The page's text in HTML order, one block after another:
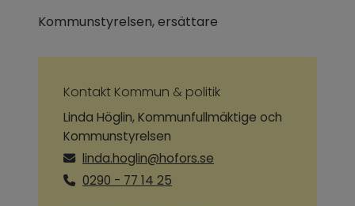
Kommunstyrelsen, ersättare
Kontakt Kommun & politik
Linda Höglin, Kommunfullmäktige och
Kommunstyrelsen
linda.hoglin@hofors.se
0290 - 77 14 25